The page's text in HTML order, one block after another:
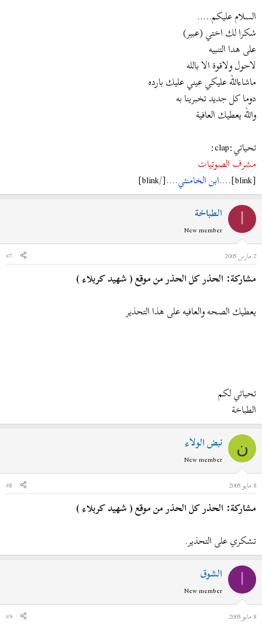
السلام عليكم.....
شكرا لك اختي (عبير)
على هدا التنبيه
لاحول ولاقوة الا بالله
ماشاءالله عليكي عيني عليك بارده
دوما كل جديد تخبرينا به
والله يعطيك العافية
تحياتي:clap:
مشرف الصوتيات
[blink]
....ابن الخامنئي....[/blink]
الطباخة
New member
2 مارس 2005
#7
مشاركة: الحذر كل الحذر من موقع ( شهيد كربلاء )
يعطيك الصحه والعافيه على هذا التحذير
تحياتي لكم
الطباخة
ن نبض الولاء
New member
8 مايو 2005
#8
مشاركة: الحذر كل الحذر من موقع ( شهيد كربلاء )
تشكري على التحذير.
الشوق
New member
8 مايو 2005
#9